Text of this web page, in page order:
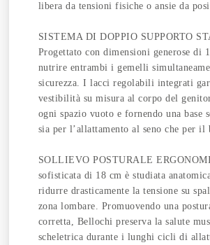
libera da tensioni fisiche o ansie da
SISTEMA DI DOPPIO SUPPORTO
Progettato con dimensioni generose di
nutrire entrambi i gemelli
sicurezza. I lacci regolabili integrati
vestibilità su misura al corpo del
ogni spazio vuoto e fornendo una base
sia per l’allattamento al seno che per il
SOLLIEVO POSTURALE
sofisticata di 18 cm è studiata
ridurre drasticamente la tensione su
zona lombare. Promuovendo una
corretta, Bellochi preserva la salute
scheletrica durante i lunghi cicli di